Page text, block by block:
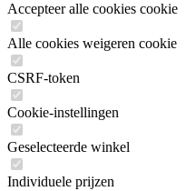
Accepteer alle cookies cookie
Alle cookies weigeren cookie
CSRF-token
Cookie-instellingen
Geselecteerde winkel
Individuele prijzen